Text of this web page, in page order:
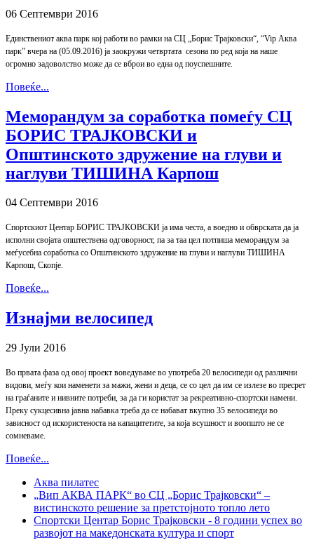
06 Септември 2016
Единствениот аква парк кој работи во рамки на СЦ „Борис Трајковски“, “Vip Аква
парк” вчера на (05.09.2016) ја заокружи четвртата сезона по ред која на наше
огромно задоволство може да се вброи во една од поуспешните.
Повеќе...
Меморандум за соработка помеѓу СЦ
БОРИС ТРАЈКОВСКИ и
Општинското здружение на глуви и
наглуви ТИШИНА Карпош
04 Септември 2016
Спортскиот Центар БОРИС ТРАЈКОВСКИ ја има честа, а воедно и обврската да ја
исполни својата општествена одговорност, па за таа цел потпиша меморандум за
меѓусебна соработка со Општинското здружение на глуви и наглуви ТИШИНА
Карпош, Скопје.
Повеќе...
Изнајми велосипед
29 Јули 2016
Во првата фаза од овој проект воведуваме во употреба 20 велосипеди од различни
видови, меѓу кои наменети за мажи, жени и деца, се со цел да им се излезе во пресрет
на граѓаните и нивните потреби, за да ги користат за рекреативно-спортски намени.
Преку сукцесивна јавна набавка треба да се набават вкупно 35 велосипеди во
зависност од искористеноста на капацитетите, за која всушност и воопшто не се
сомневаме.
Повеќе...
Аква пилатес
„Вип АКВА ПАРК“ во СЦ „Борис Трајковски“ –
вистинското решение за претстојното топло лето
Спортски Центар Борис Трајковски - 8 години успех во
развојот на македонската култура и спорт